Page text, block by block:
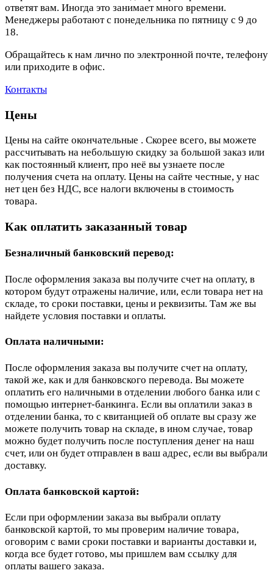
ответят вам. Иногда это занимает много времени.
Менеджеры работают с понедельника по пятницу с 9 до
18.
Обращайтесь к нам лично по электронной почте, телефону
или приходите в офис.
Контакты
Цены
Цены на сайте окончательные . Скорее всего, вы можете
рассчитывать на небольшую скидку за большой заказ или
как постоянный клиент, про неё вы узнаете после
получения счета на оплату. Цены на сайте честные, у нас
нет цен без НДС, все налоги включены в стоимость
товара.
Как оплатить заказанный товар
Безналичный банковский перевод:
После оформления заказа вы получите счет на оплату, в
котором будут отражены наличие, или, если товара нет на
складе, то сроки поставки, цены и реквизиты. Там же вы
найдете условия поставки и оплаты.
Оплата наличными:
После оформления заказа вы получите счет на оплату,
такой же, как и для банковского перевода. Вы можете
оплатить его наличными в отделении любого банка или с
помощью интернет-банкинга. Если вы оплатили заказ в
отделении банка, то с квитанцией об оплате вы сразу же
можете получить товар на складе, в ином случае, товар
можно будет получить после поступления денег на наш
счет, или он будет отправлен в ваш адрес, если вы выбрали
доставку.
Оплата банковской картой:
Если при оформлении заказа вы выбрали оплату
банковской картой, то мы проверим наличие товара,
оговорим с вами сроки поставки и варианты доставки и,
когда все будет готово, мы пришлем вам ссылку для
оплаты вашего заказа.